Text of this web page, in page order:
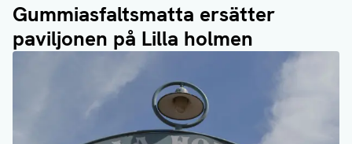
Gummiasfaltsmatta ersätter
paviljonen på Lilla holmen